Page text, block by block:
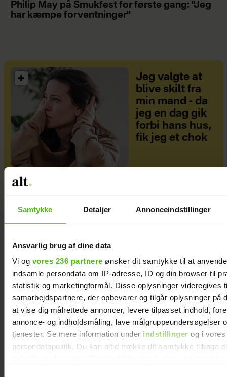
Samtykke Detaljer Annonceindstillinger
Ansvarlig brug af dine data
Vi og vores 236 partnere ønsker dit samtykke til at
indsamle persondata om IP-adresse, ID og din browser til
statistik og marketingformål. Disse oplysninger videregives
samarbejdspartnere, der opbevarer og tilgår oplysninger på
at vise dig målrettede annoncer, levere tilpasset indhold,
annonce- og indholdsmåling, lave målgruppeundersøgelser
tjenester. Se mere information under indstillinger og i vores
persondatapolitik. Du kan altid trække dit samtykke tilbage
Philip May på Smukfest for første gang: "Jeg
har kæmpe forventninger"
Jeg valgte at
blive skilt fra
min mand - da
jeg en dag gik
forbi hans hus,
fik jeg et chok